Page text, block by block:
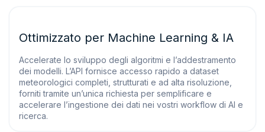
Ottimizzato per Machine Learning & IA
Accelerate lo sviluppo degli algoritmi e l’addestramento
dei modelli. L’API fornisce accesso rapido a dataset
meteorologici completi, strutturati e ad alta risoluzione,
forniti tramite un’unica richiesta per semplificare e
accelerare l’ingestione dei dati nei vostri workflow di AI e
ricerca.